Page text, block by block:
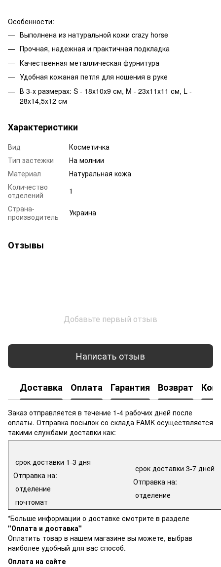
Особенности:
Выполнена из натуральной кожи crazy horse
Прочная, надежная и практичная подкладка
Качественная металлическая фурнитура
Удобная кожаная петля для ношения в руке
В 3-х размерах: S - 18х10х9 см, M - 23х11х11 см, L -
28х14,5х12 см
Характеристики
Вид
Косметичка
Тип застежки
На молнии
Материал
Натуральная кожа
Количество
отделений
1
Страна-
производитель
Украина
Отзывы
Добавьте первый отзыв
Написать отзыв
Доставка Оплата Гарантия Возврат
Заказ отправляется в течение 1-4 рабочих дней после
оплаты. Отправка посылок со склада FAMK осуществляется
такими службами доставки как:
срок доставки 1-3 дня
Отправка на:
отделение
почтомат
срок доставки 3-7 дней
Отправка на:
отделение
*Больше информации о доставке смотрите в разделе
"Оплата и доставка"
Оплатить товар в нашем магазине вы можете, выбрав
наиболее удобный для вас способ.
Оплата на сайте